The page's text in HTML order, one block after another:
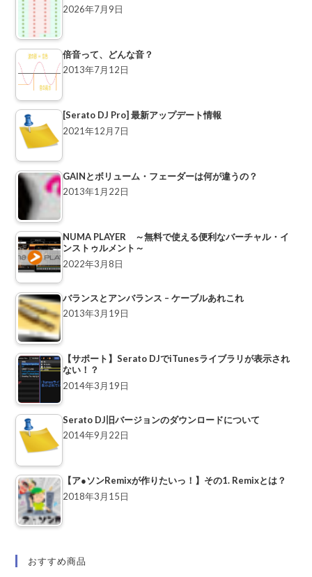
2026年7月9日
倍音って、どんな音？
2013年7月12日
[Serato DJ Pro] 最新アップデート情報
2021年12月7日
GAINとボリューム・フェーダーは何が違うの？
2013年1月22日
NUMA PLAYER ～無料で使える便利なバーチャル・イ
ンストゥルメント～
2022年3月8日
バランスとアンバランス – ケーブルあれこれ
2013年3月19日
【サポート】Serato DJでiTunesライブラリが表示され
ない！？
2014年3月19日
Serato DJ旧バージョンのダウンロードについて
2014年9月22日
【ア●ソンRemixが作りたいっ！】その1. Remixとは？
2018年3月15日
おすすめ商品